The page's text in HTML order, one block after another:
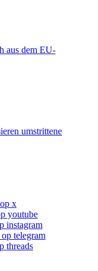
aus dem EU-
umstrittene
x
youtube
instagram
telegram
threads